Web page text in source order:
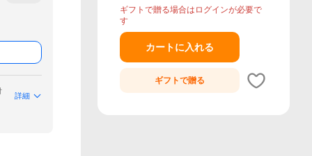
詳細
ギフトで贈る場合はログインが必要で
す
カートに入れる
ギフトで贈る